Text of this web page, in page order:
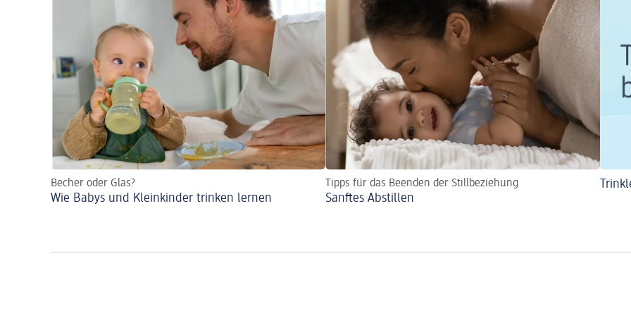
Becher oder Glas?
Wie Babys und Kleinkinder trinken lernen
Tipps für das Beenden der Stillbeziehung
Sanftes Abstillen